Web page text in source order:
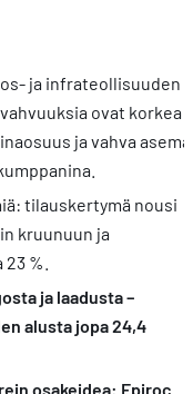
ja infrateollisuuden
ovat korkea
ja vahva asema
tilauskertymä nousi
kruunuun ja
%.
ja laadusta –
alusta jopa 24,4
osakeidea: Epiroc